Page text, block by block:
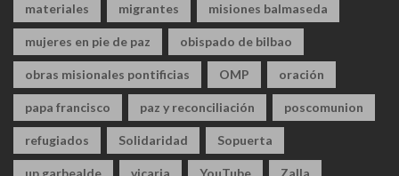
materiales migrantes misiones balmaseda
mujeres en pie de paz obispado de bilbao
obras misionales pontificias OMP oración
papa francisco paz y reconciliación poscomunion
refugiados Solidaridad Sopuerta